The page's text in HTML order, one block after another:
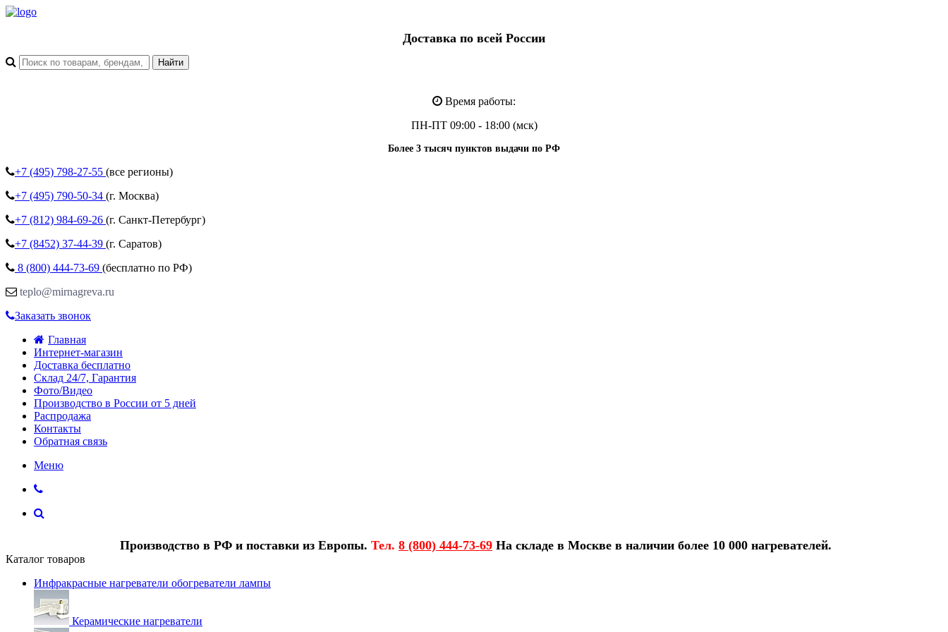
Доставка по всей России
Время работы:
ПН-ПТ 09:00 - 18:00 (мск)
Более 3 тысяч пунктов выдачи по РФ
+7 (495) 798-27-55 (все регионы)
+7 (495) 790-50-34 (г. Москва)
+7 (812) 984-69-26 (г. Санкт-Петербург)
+7 (8452) 37-44-39 (г. Саратов)
8 (800) 444-73-69 (бесплатно по РФ)
teplo@mirnagreva.ru
Заказать звонок
Главная
Интернет-магазин
Доставка бесплатно
Склад 24/7, Гарантия
Фото/Видео
Производство в России от 5 дней
Распродажа
Контакты
Обратная связь
Меню
Производство в РФ и поставки из Европы. Тел. 8 (800) 444-73-69 На складе в Москве в наличии более 10 000 нагревателей.
Каталог товаров
Инфракрасные нагреватели обогреватели лампы
Керамические нагреватели